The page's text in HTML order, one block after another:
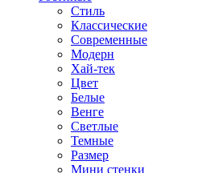
Стиль
Классические
Современные
Модерн
Хай-тек
Цвет
Белые
Венге
Светлые
Темные
Размер
Мини стенки